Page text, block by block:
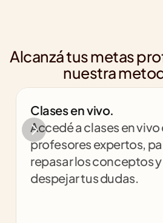
Alcanzá tus metas
nuestra
Clases en vivo.
Accedé a clases en
profesores expertos,
repasar los conceptos y
despejar tus dudas.